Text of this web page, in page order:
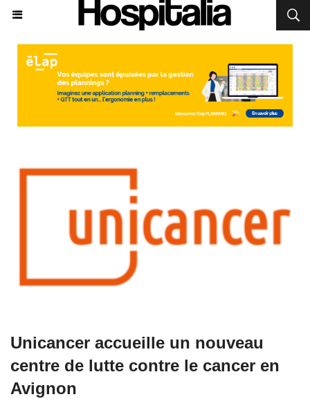
Unicancer accueille un nouveau
centre de lutte contre le cancer en
Avignon